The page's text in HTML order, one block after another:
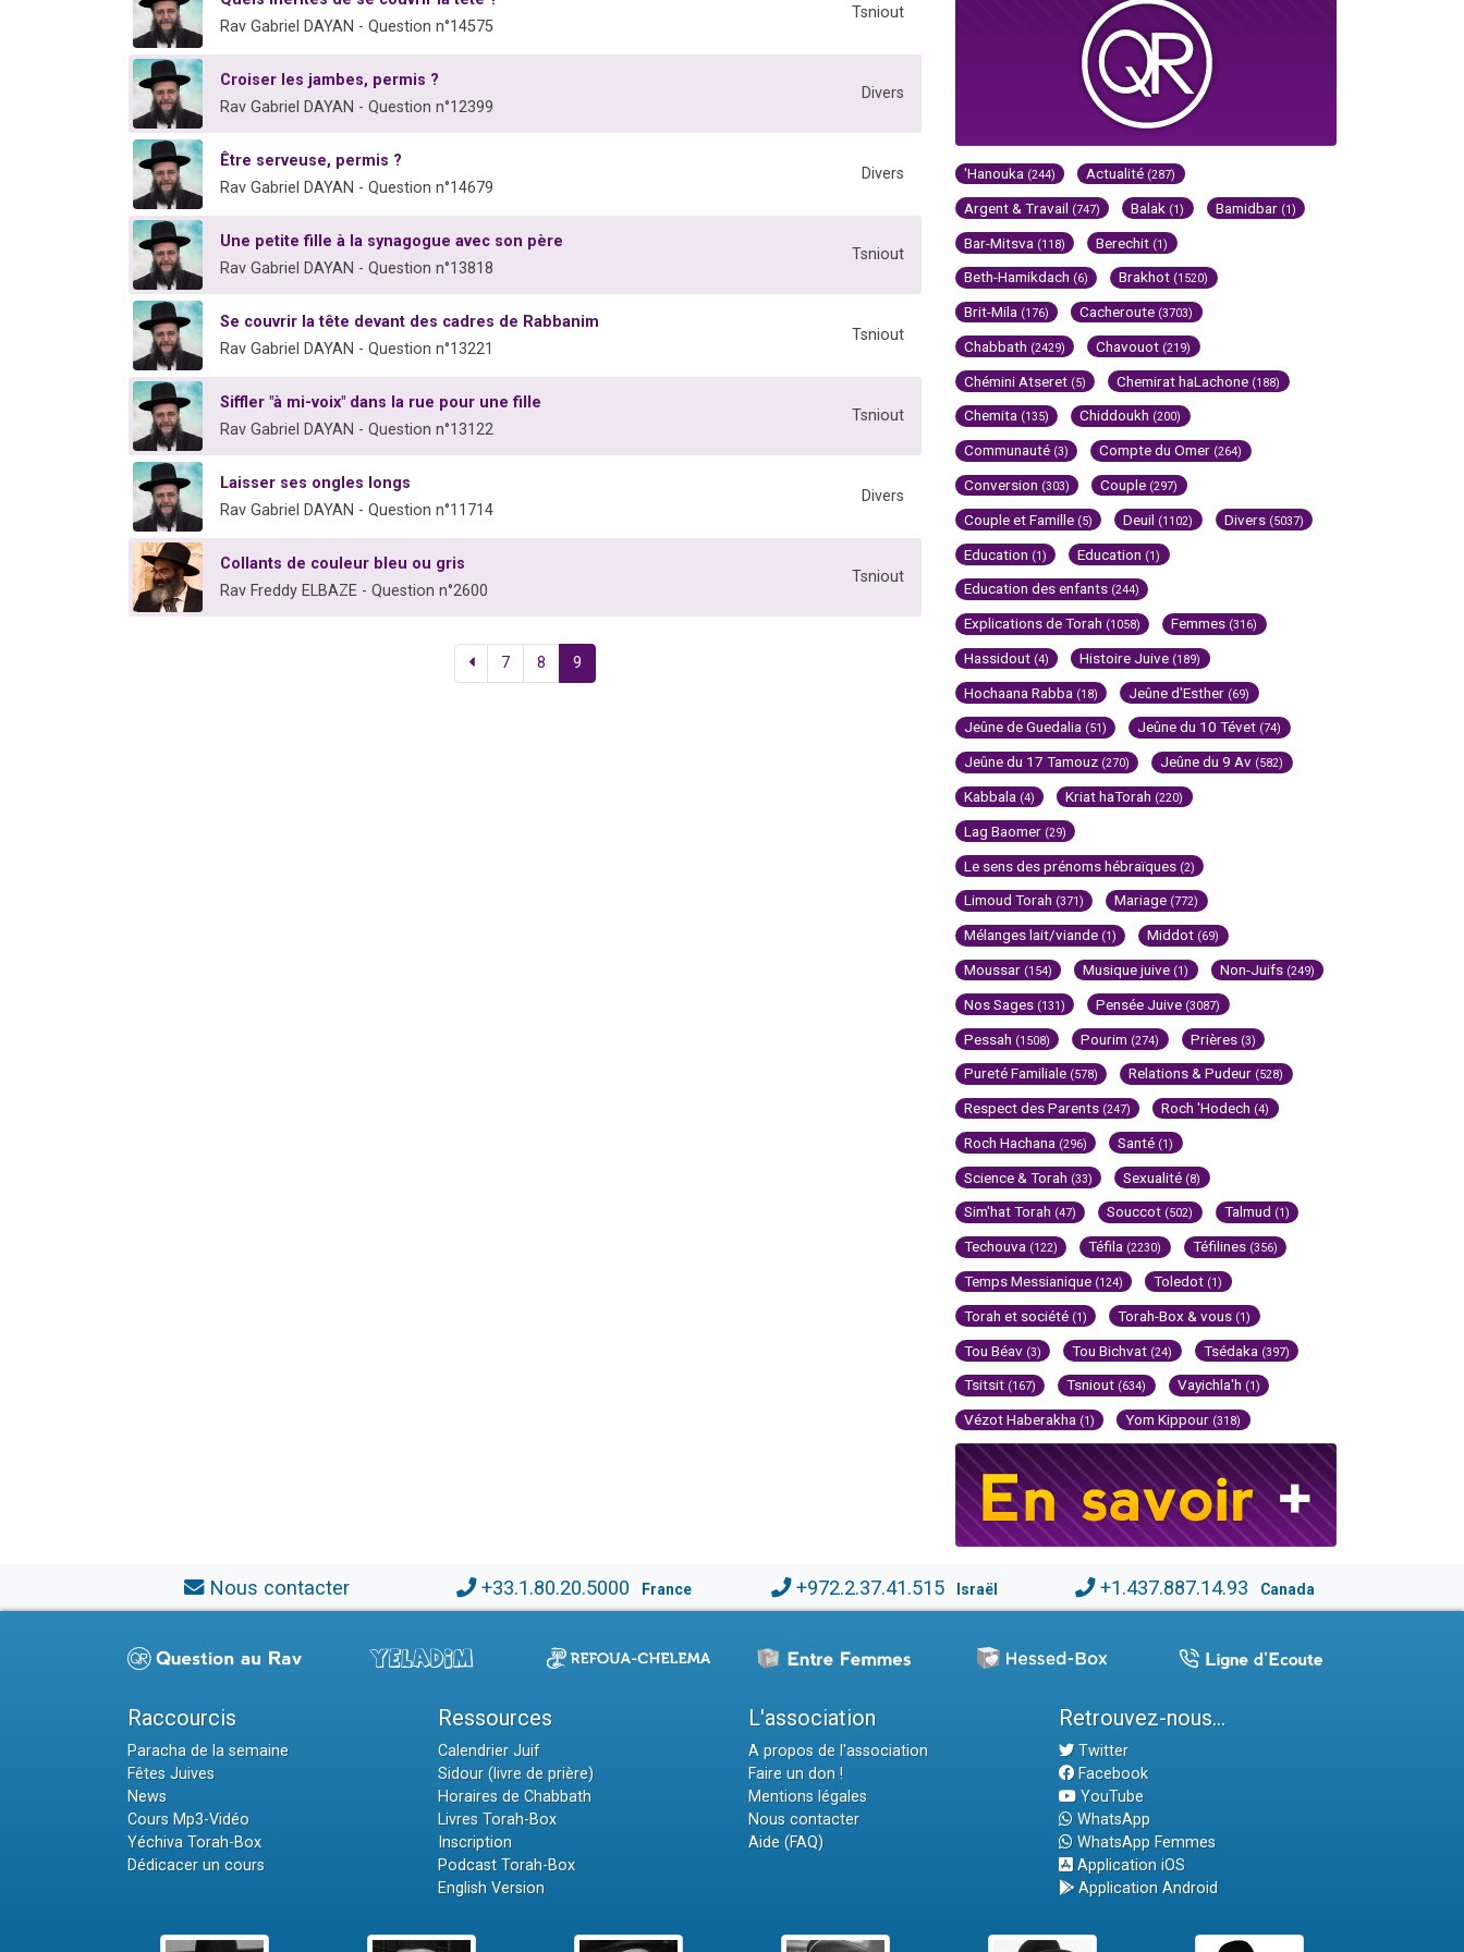
Rav Gabriel DAYAN - Question n°14575
Tsniout
Croiser les jambes, permis ?
Rav Gabriel DAYAN - Question n°12399
Divers
Être serveuse, permis ?
Rav Gabriel DAYAN - Question n°14679
Divers
Une petite fille à la synagogue avec son père
Rav Gabriel DAYAN - Question n°13818
Tsniout
Se couvrir la tête devant des cadres de Rabbanim
Rav Gabriel DAYAN - Question n°13221
Tsniout
Siffler "à mi-voix" dans la rue pour une fille
Rav Gabriel DAYAN - Question n°13122
Tsniout
Laisser ses ongles longs
Rav Gabriel DAYAN - Question n°11714
Divers
Collants de couleur bleu ou gris
Rav Freddy ELBAZE - Question n°2600
Tsniout
7 8 9
'Hanouka (244) Actualité (287)
Argent & Travail (747) Balak (1) Bamidbar (1)
Bar-Mitsva (118) Berechit (1)
Beth-Hamikdach (6) Brakhot (1520)
Brit-Mila (176) Cacheroute (3703)
Chabbath (2429) Chavouot (219)
Chémini Atseret (5) Chemirat haLachone (188)
Chemita (135) Chiddoukh (200)
Communauté (3) Compte du Omer (264)
Conversion (303) Couple (297)
Couple et Famille (5) Deuil (1102) Divers (5037)
Education (1) Education (1)
Education des enfants (244)
Explications de Torah (1058) Femmes (316)
Hassidout (4) Histoire Juive (189)
Hochaana Rabba (18) Jeûne d'Esther (69)
Jeûne de Guedalia (51) Jeûne du 10 Tévet (74)
Jeûne du 17 Tamouz (270) Jeûne du 9 Av (582)
Kabbala (4) Kriat haTorah (220)
Lag Baomer (29)
Le sens des prénoms hébraïques (2)
Limoud Torah (371) Mariage (772)
Mélanges lait/viande (1) Middot (69)
Moussar (154) Musique juive (1) Non-Juifs (249)
Nos Sages (131) Pensée Juive (3087)
Pessah (1508) Pourim (274) Prières (3)
Pureté Familiale (578) Relations & Pudeur (528)
Respect des Parents (247) Roch 'Hodech (4)
Roch Hachana (296) Santé (1)
Science & Torah (33) Sexualité (8)
Sim'hat Torah (47) Souccot (502) Talmud (1)
Techouva (122) Téfila (2230) Téfilines (356)
Temps Messianique (124) Toledot (1)
Torah et société (1) Torah-Box & vous (1)
Tou Béav (3) Tou Bichvat (24) Tsédaka (397)
Tsitsit (167) Tsniout (634) Vayichla'h (1)
Vézot Haberakha (1) Yom Kippour (318)
Nous contacter +33.1.80.20.5000 France +972.2.37.41.515 Israël +1.437.887.14.93 Canada
Raccourcis
Paracha de la semaine
Fêtes Juives
News
Cours Mp3-Vidéo
Yéchiva Torah-Box
Dédicacer un cours
Ressources
Calendrier Juif
Sidour (livre de prière)
Horaires de Chabbath
Livres Torah-Box
Inscription
Podcast Torah-Box
English Version
L'association
A propos de l'association
Faire un don !
Mentions légales
Nous contacter
Aide (FAQ)
Retrouvez-nous...
Twitter
Facebook
YouTube
WhatsApp
WhatsApp Femmes
Application iOS
Application Android